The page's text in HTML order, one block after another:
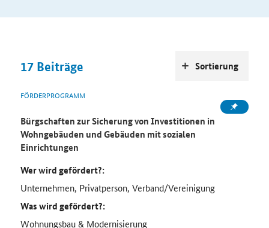
17 Beiträge
FÖRDERPROGRAMM
Bürgschaften zur Sicherung von Investitionen in
Wohngebäuden und Gebäuden mit sozialen
Einrichtungen
Wer wird gefördert?:
Unternehmen, Privatperson, Verband/Vereinigung
Was wird gefördert?:
Wohnungsbau & Modernisierung
Sortierung